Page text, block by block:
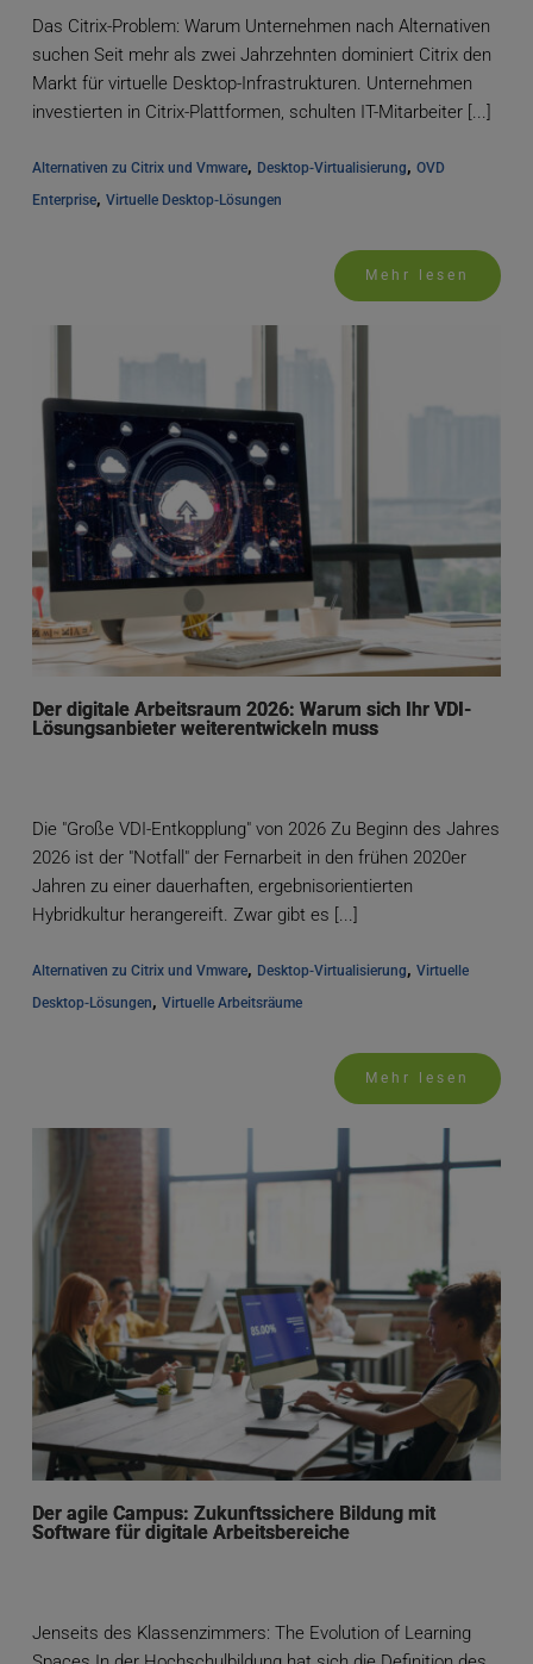
Das Citrix-Problem: Warum Unternehmen nach Alternativen
suchen Seit mehr als zwei Jahrzehnten dominiert Citrix den
Markt für virtuelle Desktop-Infrastrukturen. Unternehmen
investierten in Citrix-Plattformen, schulten IT-Mitarbeiter [...]
Alternativen zu Citrix und Vmware, Desktop-Virtualisierung, OVD
Enterprise, Virtuelle Desktop-Lösungen
Mehr lesen
Der digitale Arbeitsraum 2026: Warum sich Ihr VDI-
Lösungsanbieter weiterentwickeln muss
Die "Große VDI-Entkopplung" von 2026 Zu Beginn des Jahres
2026 ist der "Notfall" der Fernarbeit in den frühen 2020er
Jahren zu einer dauerhaften, ergebnisorientierten
Hybridkultur herangereift. Zwar gibt es [...]
Alternativen zu Citrix und Vmware, Desktop-Virtualisierung, Virtuelle
Desktop-Lösungen, Virtuelle Arbeitsräume
Mehr lesen
Der agile Campus: Zukunftssichere Bildung mit
Software für digitale Arbeitsbereiche
Jenseits des Klassenzimmers: The Evolution of Learning